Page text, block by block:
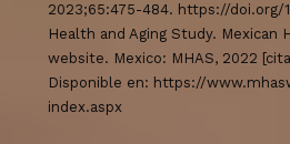
2023;65:475-484. https://doi.org/
Health and Aging Study. Mexican
website. Mexico: MHAS, 2022
Disponible en: https://
index.aspx